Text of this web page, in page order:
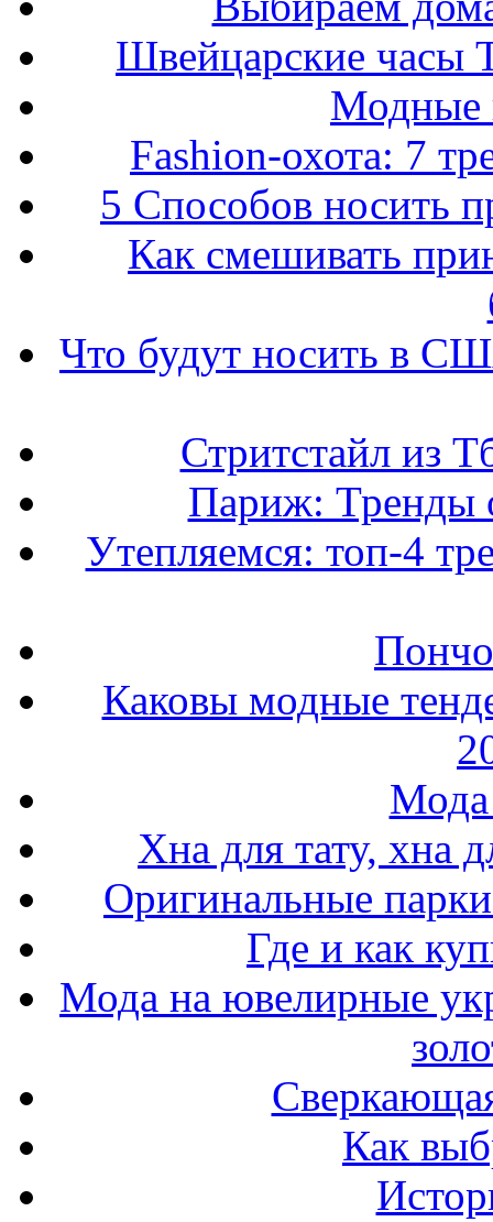
Швейцарские часы
Модные
Fashion-охота: 7
5 Способов носить
Как смешивать
Что будут носить в
Стритстайл из
Париж: Тренды
Утепляемся: топ-4
Каковы модные
Мода
Хна для тату, хна
Оригинальные
Где и как
Мода на ювелирные
Как